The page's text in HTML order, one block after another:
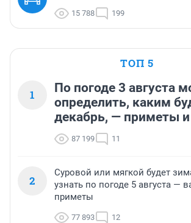
15 788 199
ТОП 5
1
По погоде 3 августа
определить, каким
декабрь, — приметы
87 199 11
2
Суровой или мягкой будет
узнать по погоде 5 августа —
приметы
77 893 12